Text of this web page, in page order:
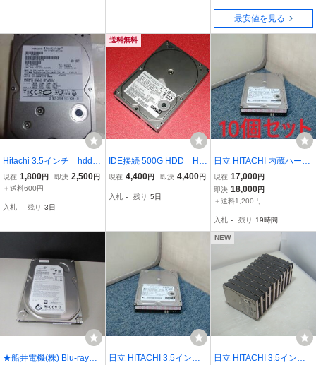
最安値を見る
Hitachi 3.5インチ hdd 5
00gb ide
現在 1,800円 即決 2,500円
＋送料600円
入札 - 残り 3日
送料無料
IDE接続 500G HDD HIT
ACHI Deskstar
現在 4,400円 即決 4,400円
入札 - 残り 5日
日立 HITACHI 内蔵ハード
3.5インチ HDD/500GB/H
DS725050KLAT80/IDE 接
続 動作保証 3.5 UltraATA
o」にて正常品
現在 17,000円
即決 18,000円
＋送料1,200円
入札 - 残り 19時間
★船井電機(株) Blu-rayレ
日立 HITACHI 3.5インチ
NEW
日立 HITACHI 3.5インチ